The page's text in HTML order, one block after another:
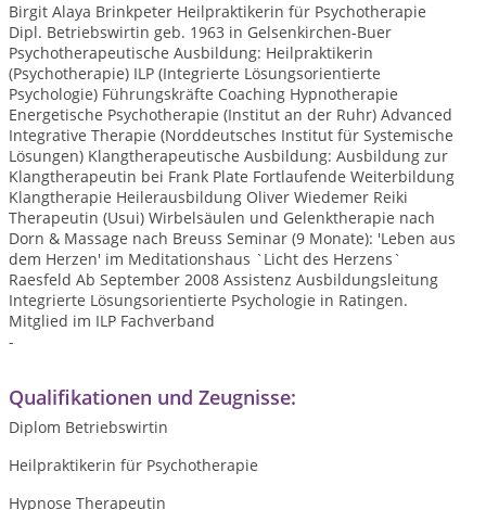
Birgit Alaya Brinkpeter Heilpraktikerin für Psychotherapie
Dipl. Betriebswirtin geb. 1963 in Gelsenkirchen-Buer
Psychotherapeutische Ausbildung: Heilpraktikerin
(Psychotherapie) ILP (Integrierte Lösungsorientierte
Psychologie) Führungskräfte Coaching Hypnotherapie
Energetische Psychotherapie (Institut an der Ruhr) Advanced
Integrative Therapie (Norddeutsches Institut für Systemische
Lösungen) Klangtherapeutische Ausbildung: Ausbildung zur
Klangtherapeutin bei Frank Plate Fortlaufende Weiterbildung
Klangtherapie Heilerausbildung Oliver Wiedemer Reiki
Therapeutin (Usui) Wirbelsäulen und Gelenktherapie nach
Dorn & Massage nach Breuss Seminar (9 Monate): 'Leben aus
dem Herzen' im Meditationshaus `Licht des Herzens`
Raesfeld Ab September 2008 Assistenz Ausbildungsleitung
Integrierte Lösungsorientierte Psychologie in Ratingen.
Mitglied im ILP Fachverband
-
Qualifikationen und Zeugnisse:
Diplom Betriebswirtin
Heilpraktikerin für Psychotherapie
Hypnose Therapeutin